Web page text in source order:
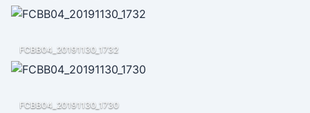
FCBB04_20191130_1732
FCBB04_20191130_1730